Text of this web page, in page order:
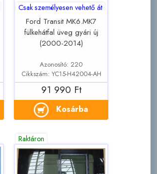
Csak személyesen vehető át
Ford Transit MK6.MK7
fülkehátfal üveg gyári új
(2000-2014)
Azonosító: 220
Cikkszám: YC15-H42004-AH
91 990 Ft
Kosárba
Raktáron